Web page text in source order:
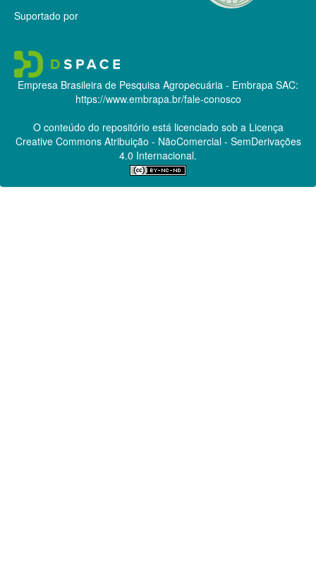
Suportado por
Empresa Brasileira de Pesquisa Agropecuária - Embrapa SAC:
https://www.embrapa.br/fale-conosco
O conteúdo do repositório está licenciado sob a Licença
Creative CommonsAtribuição - NãoComercial - SemDerivações
4.0 Internacional.